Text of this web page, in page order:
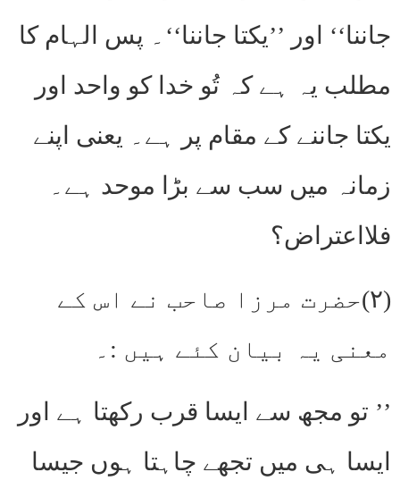
جاننا‘‘ اور ’’یکتا جاننا‘‘۔ پس الہام کا
مطلب یہ ہے کہ تُو خدا کو واحد اور
یکتا جاننے کے مقام پر ہے۔ یعنی اپنے
زمانہ میں سب سے بڑا موحد ہے۔
فلااعتراض؟
(۲)حضرت مرزا صاحب نے اس کے
معنی یہ بیان کئے ہیں :۔
’’ تو مجھ سے ایسا قرب رکھتا ہے اور
ایسا ہی میں تجھے چاہتا ہوں جیسا